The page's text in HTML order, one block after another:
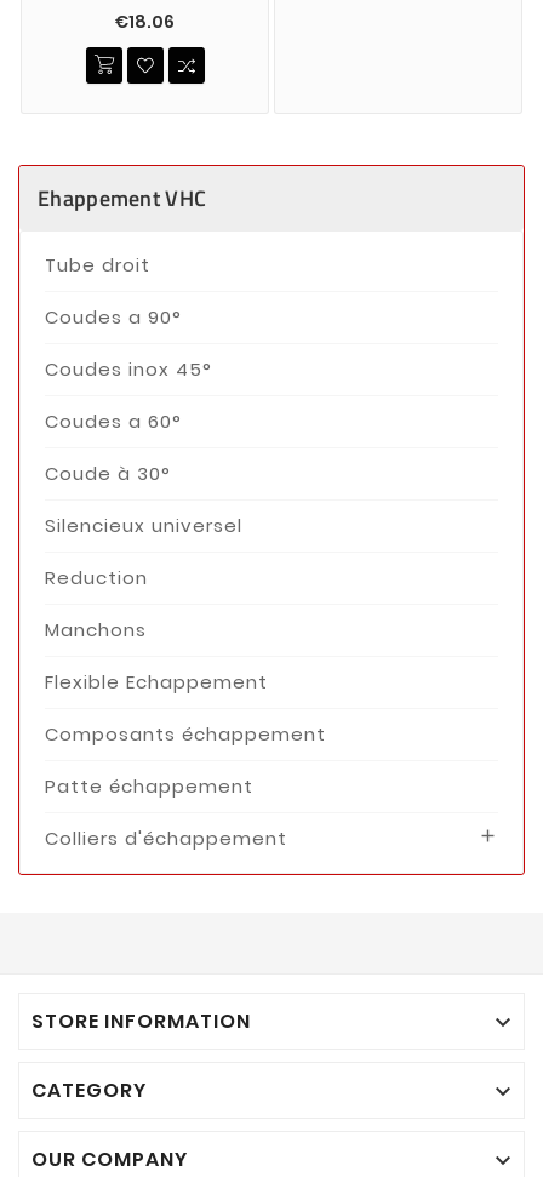
€18.06
Ehappement VHC
Tube droit
Coudes a 90°
Coudes inox 45°
Coudes a 60°
Coude à 30°
Silencieux universel
Reduction
Manchons
Flexible Echappement
Composants échappement
Patte échappement
Colliers d'échappement 
STORE INFORMATION 
CATEGORY 
OUR COMPANY 